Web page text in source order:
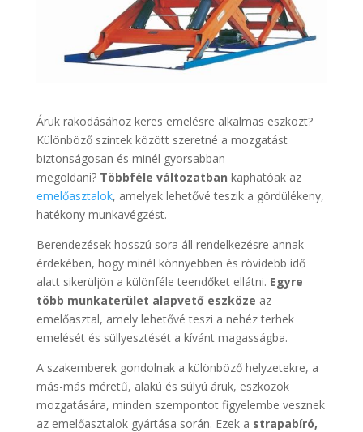
Áruk rakodásához keres emelésre alkalmas eszközt?
Különböző szintek között szeretné a mozgatást
biztonságosan és minél gyorsabban
megoldani?Többféle változatban kaphatóak az
emelőasztalok, amelyek lehetővé teszik a gördülékeny,
hatékony munkavégzést.
Berendezések hosszú sora áll rendelkezésre annak
érdekében, hogy minél könnyebben és rövidebb idő
alatt sikerüljön a különféle teendőket ellátni. Egyre
több munkaterület alapvető eszköze az
emelőasztal, amely lehetővé teszi a nehéz terhek
emelését és süllyesztését a kívánt magasságba.
A szakemberek gondolnak a különböző helyzetekre, a
más-más méretű, alakú és súlyú áruk, eszközök
mozgatására, minden szempontot figyelembe vesznek
az emelőasztalok gyártása során. Ezek a strapabíró,